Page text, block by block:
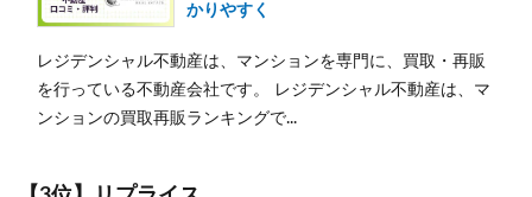
かりやすく
レジデンシャル不動産は、マンションを専門に、買取・再販
を行っている不動産会社です。 レジデンシャル不動産は、マ
ンションの買取再販ランキングで...